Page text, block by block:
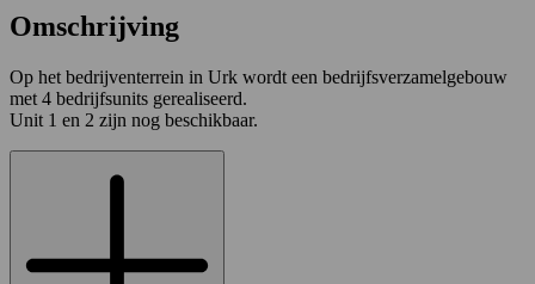
Omschrijving
Op het bedrijventerrein in Urk wordt een bedrijfsverzamelgebouw
met 4 bedrijfsunits gerealiseerd.
Unit 1 en 2 zijn nog beschikbaar.